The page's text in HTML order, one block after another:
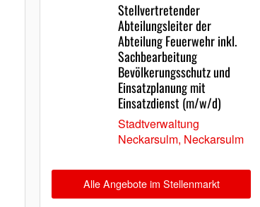
Stellvertretender
Abteilungsleiter der
Abteilung Feuerwehr inkl.
Sachbearbeitung
Bevölkerungsschutz und
Einsatzplanung mit
Einsatzdienst (m/w/d)
Stadtverwaltung
Neckarsulm, Neckarsulm
Alle Angebote im Stellenmarkt